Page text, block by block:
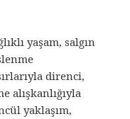
yaşam, salgın
direnci,
alışkanlığıyla
yaklaşım,